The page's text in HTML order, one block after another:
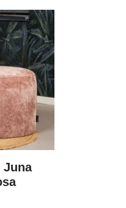
Juna